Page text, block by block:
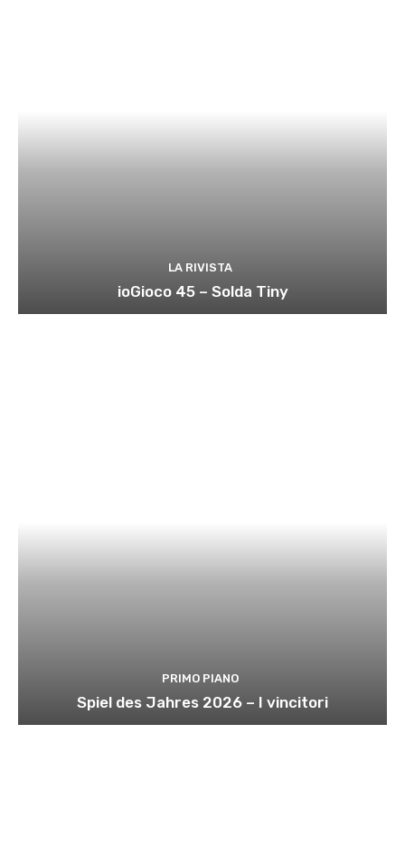
LA RIVISTA
ioGioco 45 – Solda Tiny
PRIMO PIANO
Spiel des Jahres 2026 – I vincitori